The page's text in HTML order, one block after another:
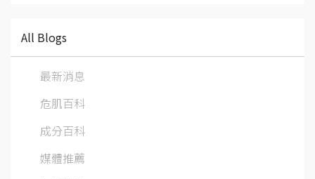
All Blogs
最新消息
危肌百科
成分百科
媒體推薦